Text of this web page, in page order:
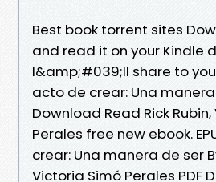
Best book torrent sites
and read it on your Kindle
I&amp;#039;ll share to you
acto de crear: Una manera
Download Read Rick
Perales free new ebook.
crear: Una manera de ser
Victoria Simó Perales PDF